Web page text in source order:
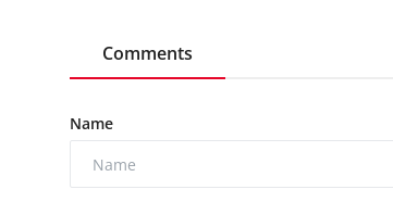
Comments
Name